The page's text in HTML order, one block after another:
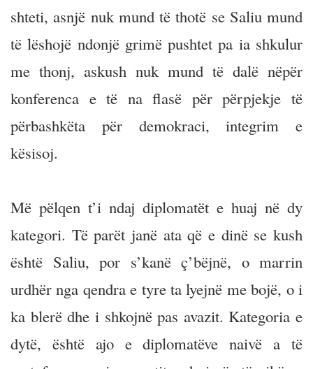
shteti, asnjë nuk mund të thotë se Saliu mund
të lëshojë ndonjë grimë pushtet pa ia shkulur
me thonj, askush nuk mund të dalë nëpër
konferenca e të na flasë për përpjekje të
përbashkëta për demokraci, integrim e
kësisoj.
Më pëlqen t’i ndaj diplomatët e huaj në dy
kategori. Të parët janë ata që e dinë se kush
është Saliu, por s’kanë ç’bëjnë, o marrin
urdhër nga qendra e tyre ta lyejnë me bojë, o i
ka blerë dhe i shkojnë pas avazit. Kategoria e
dytë, është ajo e diplomatëve naivë a të